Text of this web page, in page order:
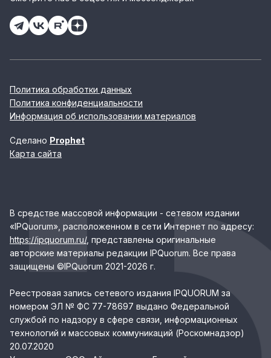
Политика обработки данных
Политика конфиденциальности
Информация об использовании материалов
Сделано Prophet
Карта сайта
В средстве массовой информации - сетевом издании
«IPQuorum», расположенном в сети Интернет по адресу:
https://ipquorum.ru/, представлены оригинальные
авторские материалы редакции IPQuorum. Все права
защищены ©IPQuorum 2021-2026 г.
Реестровая запись сетевого издания IPQUORUM за
номером ЭЛ № ФС 77-78697 выдано Федеральной
службой по надзору в сфере связи, информационных
технологий и массовых коммуникаций (Роскомнадзор)
20.07.2020